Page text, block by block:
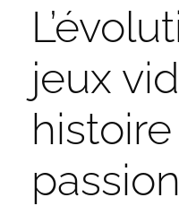
jeux
histoire